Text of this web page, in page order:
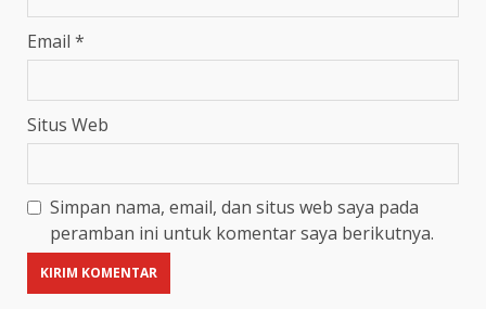
Email *
Situs Web
Simpan nama, email, dan situs web saya pada
peramban ini untuk komentar saya berikutnya.